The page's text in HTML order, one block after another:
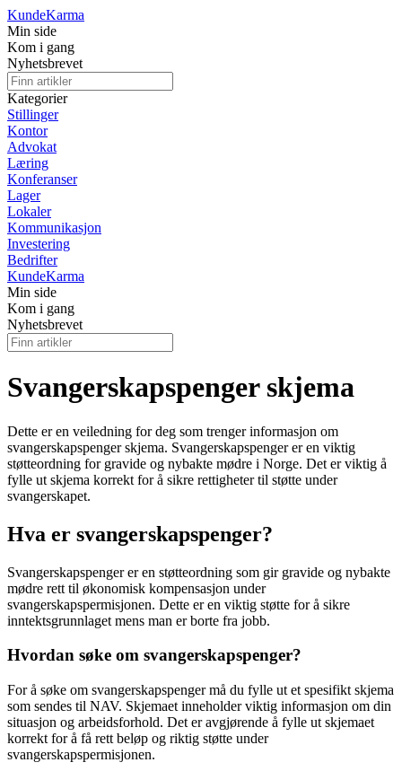
KundeKarma
Min side
Kom i gang
Nyhetsbrevet
Kategorier
Stillinger
Kontor
Advokat
Læring
Konferanser
Lager
Lokaler
Kommunikasjon
Investering
Bedrifter
KundeKarma
Min side
Kom i gang
Nyhetsbrevet
Svangerskapspenger skjema
Dette er en veiledning for deg som trenger informasjon om
svangerskapspenger skjema. Svangerskapspenger er en viktig
støtteordning for gravide og nybakte mødre i Norge. Det er viktig å
fylle ut skjema korrekt for å sikre rettigheter til støtte under
svangerskapet.
Hva er svangerskapspenger?
Svangerskapspenger er en støtteordning som gir gravide og nybakte
mødre rett til økonomisk kompensasjon under
svangerskapspermisjonen. Dette er en viktig støtte for å sikre
inntektsgrunnlaget mens man er borte fra jobb.
Hvordan søke om svangerskapspenger?
For å søke om svangerskapspenger må du fylle ut et spesifikt skjema
som sendes til NAV. Skjemaet inneholder viktig informasjon om din
situasjon og arbeidsforhold. Det er avgjørende å fylle ut skjemaet
korrekt for å få rett beløp og riktig støtte under
svangerskapspermisjonen.